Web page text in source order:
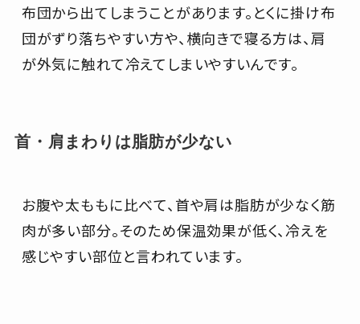
布団から出てしまうことがあります。とくに掛け布
団がずり落ちやすい方や、横向きで寝る方は、肩
が外気に触れて冷えてしまいやすいんです。
首・肩まわりは脂肪が少ない
お腹や太ももに比べて、首や肩は脂肪が少なく筋
肉が多い部分。そのため保温効果が低く、冷えを
感じやすい部位と言われています。